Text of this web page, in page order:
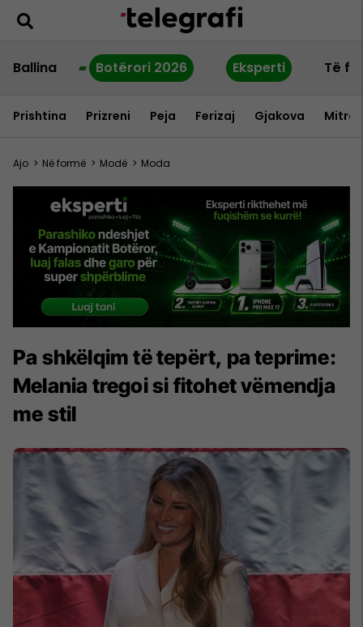
Ballina Botërori 2026 Eksperti Të
Prishtina Prizreni Peja Ferizaj Gjakova
Ajo > Në formë > Modë > Moda
Pa shkëlqim të tepërt, pa teprime:
Melania tregoi si fitohet vëmendja
me stil